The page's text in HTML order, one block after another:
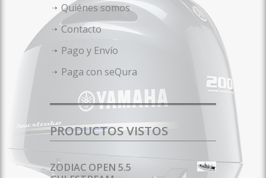
Quiénes somos
Contacto
Pago y Envío
Paga con seQura
PRODUCTOS VISTOS
ZODIAC OPEN 5.5